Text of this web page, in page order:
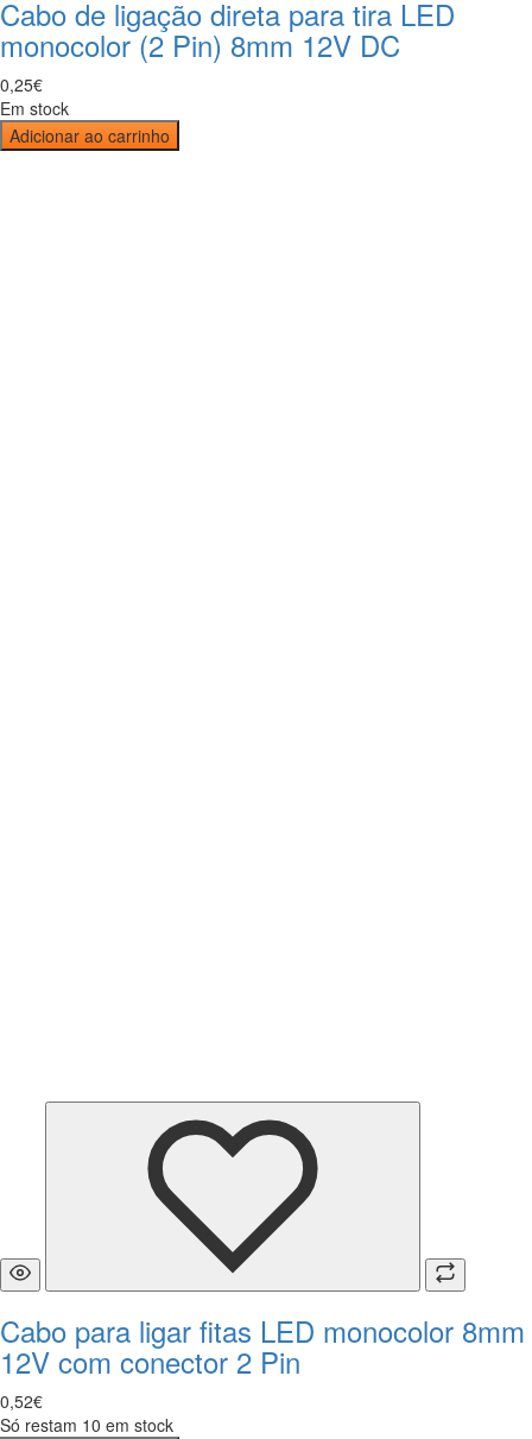
Cabo de ligação direta para tira LED
monocolor (2 Pin) 8mm 12V DC
0,25€
Em stock
Adicionar ao carrinho
Cabo para ligar fitas LED monocolor 8mm
12V com conector 2 Pin
0,52€
Só restam 10 em stock